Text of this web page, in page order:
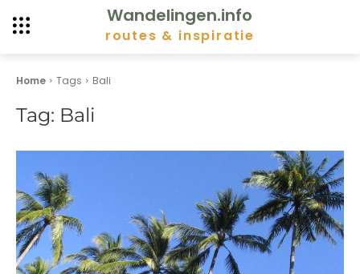
Wandelingen.info
routes & inspiratie
Home Tags Bali
Tag: Bali